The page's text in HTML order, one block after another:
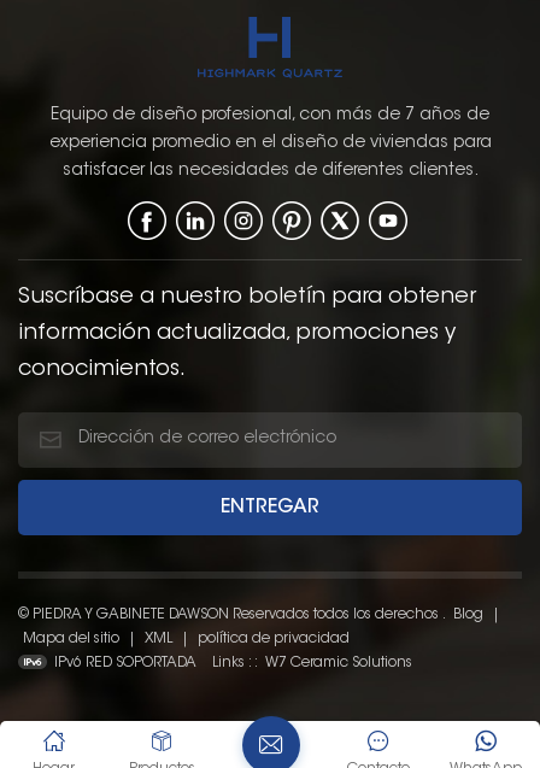
Equipo de diseño profesional, con más de 7 años de
experiencia promedio en el diseño de viviendas para
satisfacer las necesidades de diferentes clientes.
Suscríbase a nuestro boletín para obtener
información actualizada, promociones y
conocimientos.
© PIEDRA Y GABINETE DAWSON Reservados todos los derechos . Blog
Mapa del sitio
XML
política de privacidad
IPv6 RED SOPORTADA
Links : : W7 Ceramic Solutions